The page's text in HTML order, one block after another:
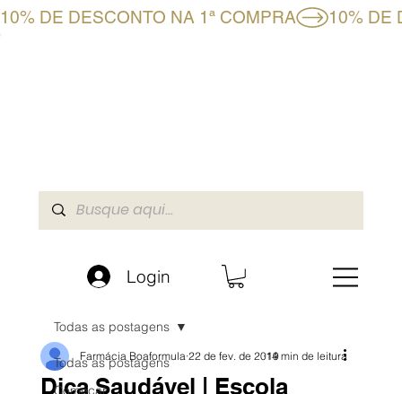
10% DE DESCONTO NA 1ª COMPRA
Login
Todas as postagens
Começar
Todas as postagens
Dica Saudável | Escola
Farmácia Boaformula 22 de fev. de 201914 min de leitura